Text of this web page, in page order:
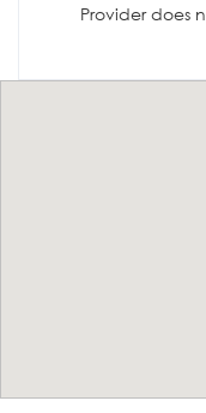
Provider does